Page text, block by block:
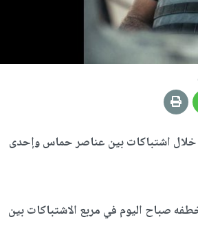
خلال اشتباكات بين عناصر حماس وإحدى
صباح اليوم في مربع الاشتباكات بين